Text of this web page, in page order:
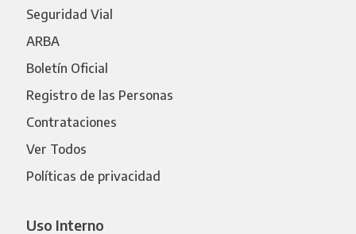
Seguridad Vial
ARBA
Boletín Oficial
Registro de las Personas
Contrataciones
Ver Todos
Políticas de privacidad
Uso Interno